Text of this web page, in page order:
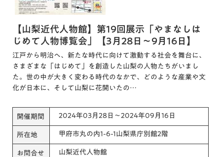
【山梨近代人物館】第19回展示「やまなしは
じめて人物博覧会」【3月28日～9月16日】
江戸から明治へ、新たな時代に向けて激動する社会を舞台に、
さまざまな「はじめて」を創造した山梨の人物たちがいまし
た。世の中が大きく変わる時代のなかで、どのような産業や文
化が日本に、そして山梨に花開いたの…
開催期間 2024年03月28日～2024年09月16日
所在地 甲府市丸の内1-6-1山梨県庁別館2階
お問合せ
山梨近代人物館